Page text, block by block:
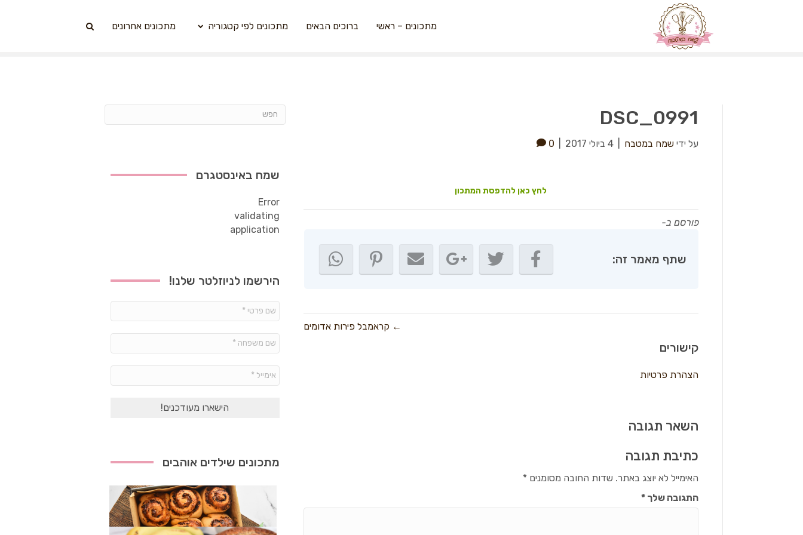
מתכונים – ראשי ברוכים הבאים מתכונים לפי קטגוריה מתכונים אחרונים
DSC_0991
על ידי שמח במטבח 4 ביולי 2017 0
לחץ כאן להדפסת המתכון
פורסם ב-
שתף מאמר זה:
← קראמבל פירות אדומים
קישורים
הצהרת פרטיות
השאר תגובה
כתיבת תגובה
האימייל לא יוצג באתר. שדות החובה מסומנים*
התגובה שלך*
שמח באינסטגרם
Error
validating
application
הירשמו לניוזלטר שלנו!
מתכונים שילדים אוהבים